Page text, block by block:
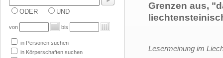
ODER UND
von bis
in Personen suchen
in Körperschaften suchen
Grenzen aus,
Lesermeinung im